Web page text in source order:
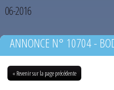
06-2016
ANNONCE N° 10704 -
« Revenir sur la page précédente